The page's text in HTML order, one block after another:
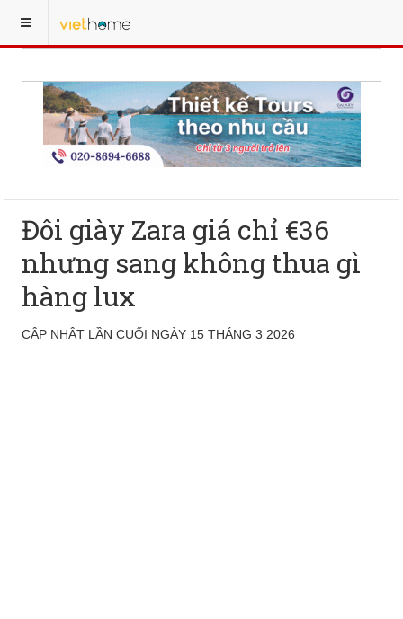
Đôi giày Zara giá chỉ €36
nhưng sang không thua gì
hàng lux
CẬP NHẬT LẦN CUỐI NGÀY 15 THÁNG 3 2026